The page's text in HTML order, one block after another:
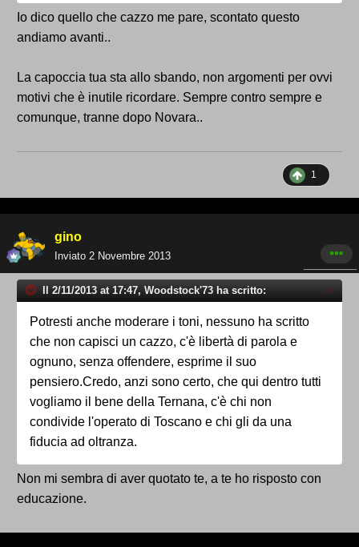
Io dico quello che cazzo me pare, scontato questo
andiamo avanti..
La capoccia tua sta allo sbando, non argomenti per ovvi
motivi che è inutile ricordare. Sempre contro sempre e
comunque, tranne dopo Novara..
1
gino
Inviato 2 Novembre 2013
Il 2/11/2013 at 17:47, Woodstock'73 ha scritto:
Potresti anche moderare i toni, nessuno ha scritto
che non capisci un cazzo, c'è libertà di parola e
ognuno, senza offendere, esprime il suo
pensiero.Credo, anzi sono certo, che qui dentro tutti
vogliamo il bene della Ternana, c'è chi non
condivide l'operato di Toscano e chi gli da una
fiducia ad oltranza.
Non mi sembra di aver quotato te, a te ho risposto con
educazione.